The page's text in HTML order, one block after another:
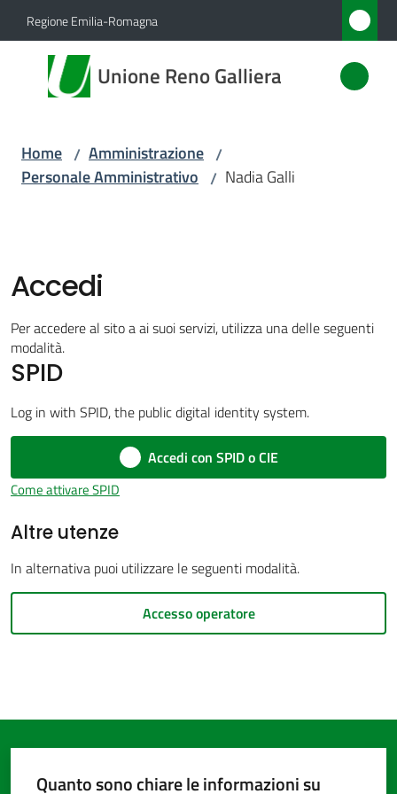
Vai al contenuto
Vai alla navigazione
Vai al footer
Regione Emilia-Romagna
Unione Reno Galliera
Unione
Reno
Servizi
Vivere
l'Unione
Amministrazione
Tutti
Home / Amministrazione /
Personale Amministrativo / Nadia Galli
Accedi
Per accedere al sito a ai suoi servizi, utilizza una delle seguenti
modalità.
SPID
Log in with SPID, the public digital identity system.
Accedi con SPID o CIE
Come attivare SPID
Altre utenze
In alternativa puoi utilizzare le seguenti modalità.
Accesso operatore
Quanto sono chiare le informazioni su